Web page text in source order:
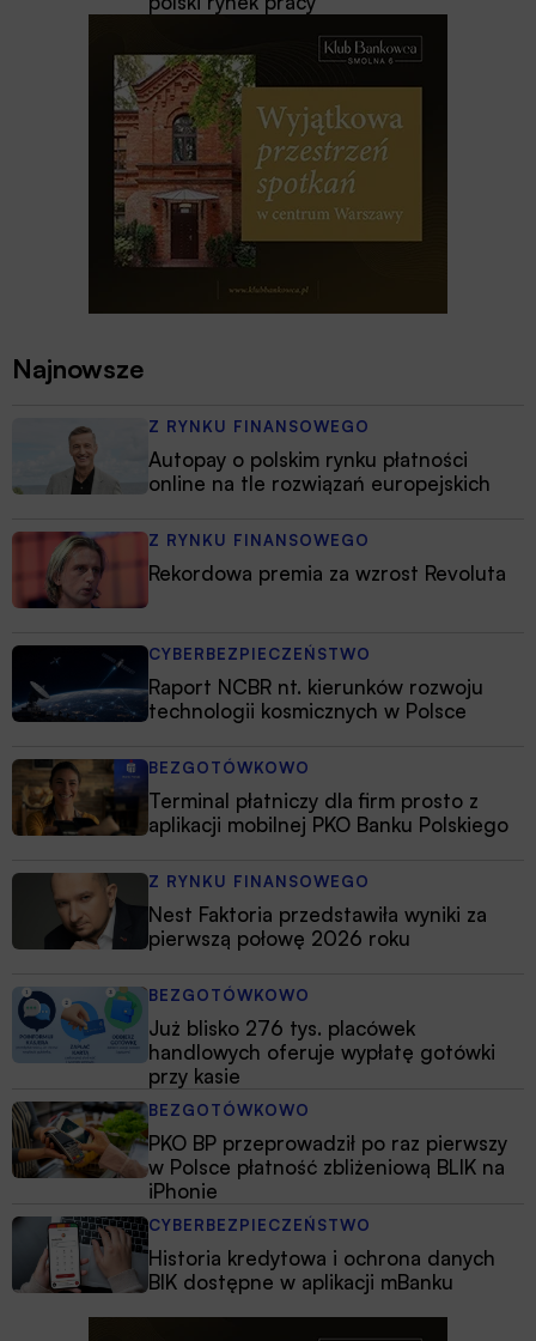
Najnowsze
Z RYNKU FINANSOWEGO
Autopay o polskim rynku płatności
online na tle rozwiązań europejskich
Z RYNKU FINANSOWEGO
Rekordowa premia za wzrost Revoluta
CYBERBEZPIECZEŃSTWO
Raport NCBR nt. kierunków rozwoju
technologii kosmicznych w Polsce
BEZGOTÓWKOWO
Terminal płatniczy dla firm prosto z
aplikacji mobilnej PKO Banku Polskiego
Z RYNKU FINANSOWEGO
Nest Faktoria przedstawiła wyniki za
pierwszą połowę 2026 roku
BEZGOTÓWKOWO
Już blisko 276 tys. placówek
handlowych oferuje wypłatę gotówki
przy kasie
BEZGOTÓWKOWO
PKO BP przeprowadził po raz pierwszy
w Polsce płatność zbliżeniową BLIK na
iPhonie
CYBERBEZPIECZEŃSTWO
Historia kredytowa i ochrona danych
BIK dostępne w aplikacji mBanku